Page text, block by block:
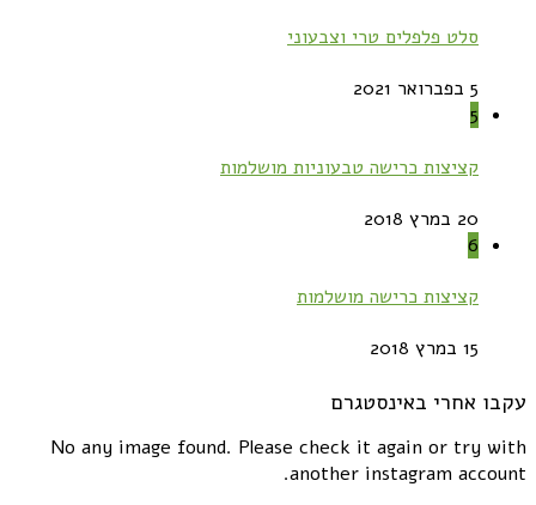
סלט פלפלים טרי וצבעוני
5 בפברואר 2021
5
קציצות כרישה טבעוניות מושלמות
20 במרץ 2018
6
קציצות כרישה מושלמות
15 במרץ 2018
עקבו אחרי באינסטגרם
No any image found. Please check it again or try with
another instagram account.